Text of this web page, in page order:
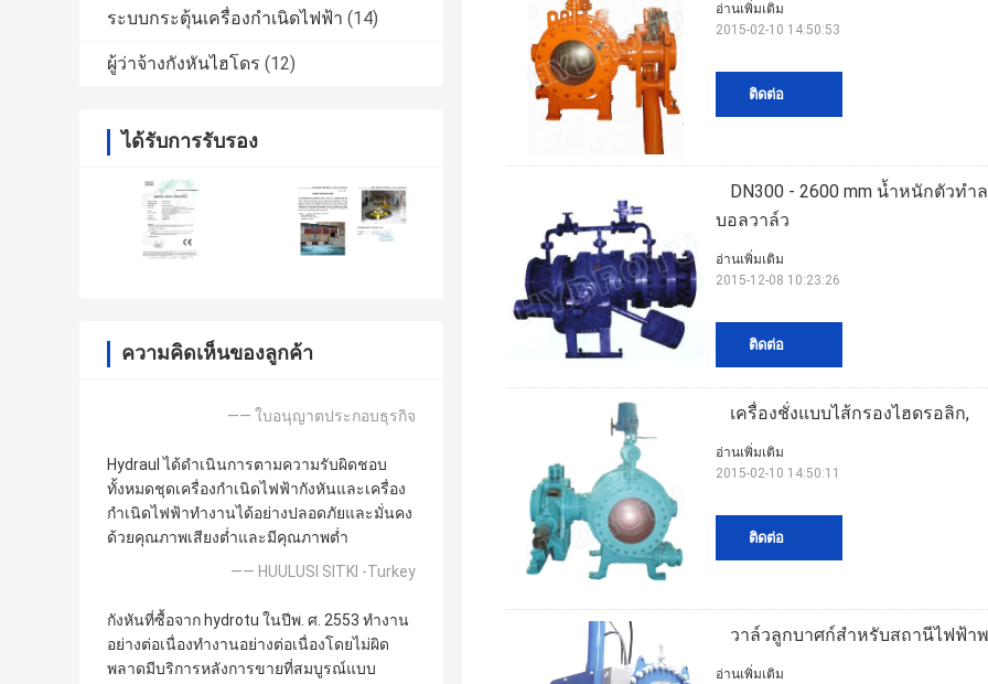
ระบบกระตุ้นเครื่องกำเนิดไฟฟ้า (14)
ผู้ว่าจ้างกังหันไฮโดร (12)
ได้รับการรับรอง
ความคิดเห็นของลูกค้า
—— ใบอนุญาตประกอบธุรกิจ
Hydraul ได้ดำเนินการตามความรับผิดชอบ
ทั้งหมดชุดเครื่องกำเนิดไฟฟ้ากังหันและเครื่อง
กำเนิดไฟฟ้าทำงานได้อย่างปลอดภัยและมั่นคง
ด้วยคุณภาพเสียงต่ำและมีคุณภาพต่ำ
—— HUULUSI SITKI -Turkey
กังหันที่ซื้อจาก hydrotu ในปีพ. ศ. 2553 ทำงาน
อย่างต่อเนื่องทำงานอย่างต่อเนื่องโดยไม่ผิด
พลาดมีบริการหลังการขายที่สมบูรณ์แบบ
ติดต่อ
อ่านเพิ่มเติม
2015-02-10 14:50:53
DN300 - 2600 mm น้ำหนักตัวท
บอลวาล์ว
ติดต่อ
อ่านเพิ่มเติม
2015-12-08 10:23:26
เครื่องชั่งแบบไส้กรองไฮดรอลิก,
ติดต่อ
อ่านเพิ่มเติม
2015-02-10 14:50:11
วาล์วลูกบาศก์สำหรับสถานีไฟฟ้า
อ่านเพิ่มเติม